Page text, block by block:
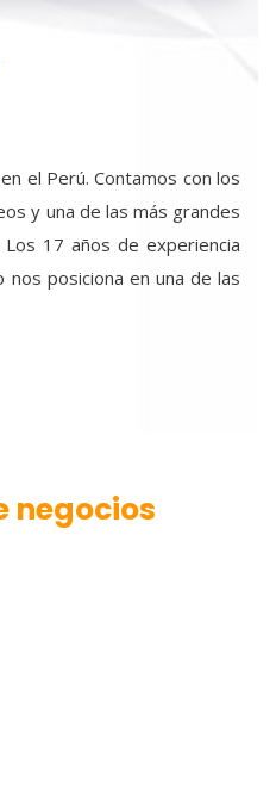
el Perú. Contamos con los
y una de las más grandes
17 años de experiencia
nos posiciona en una de las
negocios